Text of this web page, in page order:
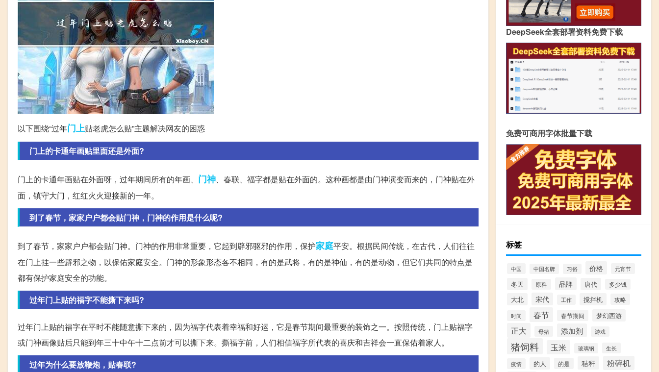
以下围绕“过年门上贴老虎怎么贴”主题解决网友的困惑
门上的卡通年画贴里面还是外面?
门上的卡通年画贴在外面呀，过年期间所有的年画、 门神、春联、福字都是贴在外面的。这种画都是由门神演变而来的，门神贴在外
面，镇守大门，红红火火迎接新的一年。
到了春节，家家户户都会贴门神，门神的作用是什么呢?
到了春节，家家户户都会贴门神。门神的作用非常重要，它起到辟邪驱邪的作用，保护家庭平安。根据民间传统，在古代，人们往往
在门上挂一些辟邪之物，以保佑家庭安全。门神的形象形态各不相同，有的是武将，有的是神仙，有的是动物，但它们共同的特点是
都有保护家庭安全的功能。
过年门上贴的福字不能撕下来吗?
过年门上贴的福字在平时不能随意撕下来的，因为福字代表着幸福和好运，它是春节期间最重要的装饰之一。按照传统，门上贴福字
或门神画像贴后只能到年三十中午十二点前才可以撕下来。撕福字前，人们相信福字所代表的喜庆和吉祥会一直保佑着家人。
过年为什么要放鞭炮，贴春联?
DeepSeek全套部署资料免费下载
免费可商用字体批量下载
标签
中国 中国名牌 习俗 价格 元宵节
冬天 原料 品牌 唐代 多少钱
大北 宋代 工作 搅拌机 攻略
时间 春节 春节期间 梦幻西游
正大 母猪 添加剂 游戏
猪饲料 玉米 玻璃钢
生长
疫情
的人 的是 秸秆 粉碎机